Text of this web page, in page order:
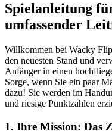
Spielanleitung
umfassender
Willkommen bei Wacky
den neuesten Stand und
Anfänger in einen
Sorge, wenn Sie ein paar
dazu! Sie werden im
und riesige Punktzahlen
1. Ihre Mission: Das